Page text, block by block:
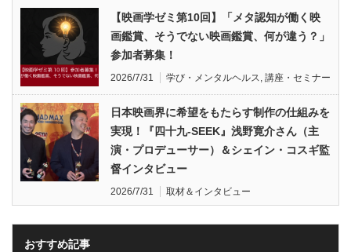
【映画学ゼミ第10回】「メタ認知が働く映
画鑑賞、そうでない映画鑑賞、何が違う？」
参加者募集！
2026/7/31 学び・メンタルヘルス, 講座・セミナー
日本映画界に希望をもたらす制作の仕組みを
実現！『四十九-SEEK』浅野寛介さん（主
演・プロデューサー）＆シェイン・コスギ監
督インタビュー
2026/7/31 取材＆インタビュー
おすすめ記事